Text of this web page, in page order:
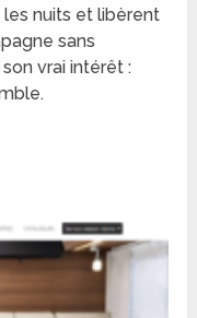
nuits et libèrent
sans
vrai intérêt :